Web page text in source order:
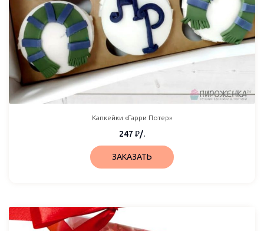
Капкейки «Гарри Потер»
247 ₽/.
ЗАКАЗАТЬ